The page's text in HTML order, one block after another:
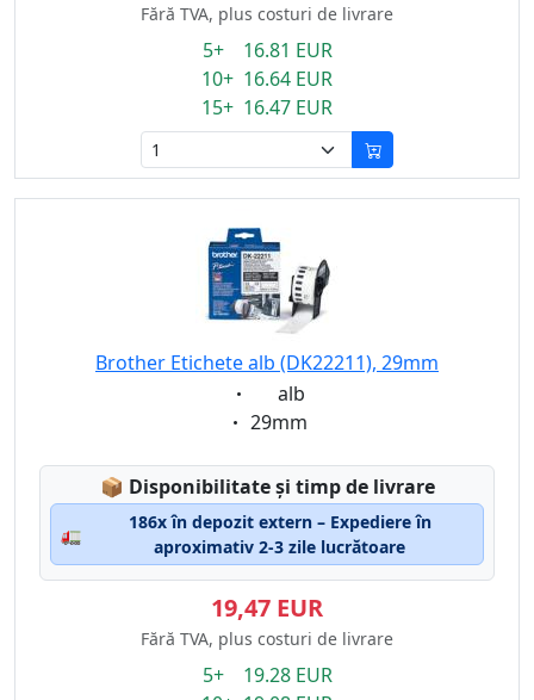
Fără TVA, plus costuri de livrare
5+ 16.81 EUR
10+ 16.64 EUR
15+ 16.47 EUR
Brother Etichete alb (DK22211), 29mm
Eigenschaft:
alb
Eigenschaft:
29mm
📦 Lagerstatus:
Disponibilitate și timp de livrare
🚛
186x în depozit extern – Expediere în
aproximativ 2-3 zile lucrătoare
19,47 EUR
Fără TVA, plus costuri de livrare
5+ 19.28 EUR